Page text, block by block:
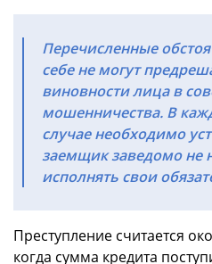
Перечисленные
себе не могут
виновности лица в
мошенничества. В
случае необходимо
заемщик заведомо не
исполнять свои
Преступление считается
когда сумма кредита